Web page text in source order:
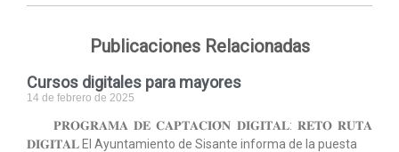
Publicaciones Relacionadas
Cursos digitales para mayores
14 de febrero de 2025
𝐏𝐑𝐎𝐆𝐑𝐀𝐌𝐀 𝐃𝐄 𝐂𝐀𝐏𝐓𝐀𝐂𝐈𝐎́𝐍 𝐃𝐈𝐆𝐈𝐓𝐀𝐋: 𝐑𝐄𝐓𝐎 𝐑𝐔𝐓𝐀
𝐃𝐈𝐆𝐈𝐓𝐀𝐋 El Ayuntamiento de Sisante informa de la puesta